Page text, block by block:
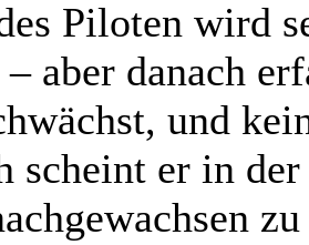
Piloten wird
aber danach
und
scheint er in